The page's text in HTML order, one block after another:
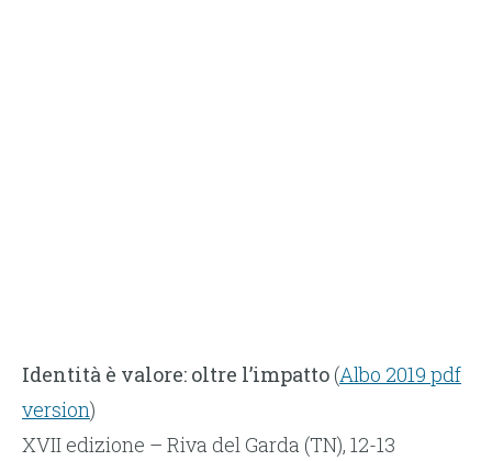
Identità è valore: oltre l’impatto (Albo 2019 pdf
version)
XVII edizione – Riva del Garda (TN), 12-13